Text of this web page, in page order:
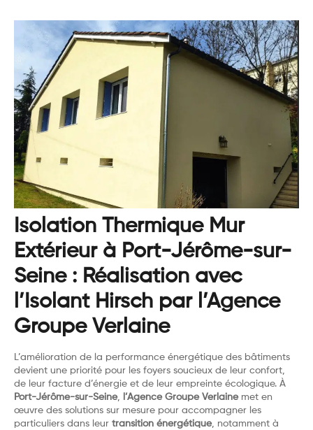
Isolation Thermique Mur
Extérieur à Port-Jérôme-sur-
Seine : Réalisation avec
l’Isolant Hirsch par l’Agence
Groupe Verlaine
L’amélioration de la performance énergétique des bâtiments
devient une priorité pour les foyers soucieux de leur confort,
de leur facture d’énergie et de leur empreinte écologique. À
Port-Jérôme-sur-Seine, l’Agence Groupe Verlainemet en
œuvre des solutions sur mesure pour accompagner les
particuliers dans leur transition énergétique, notamment à